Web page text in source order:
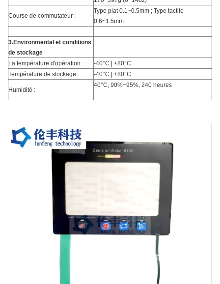
Course de commutateur :
Type plat 0.1~0.5mm ; Type tactile
0.6~1.5mm
3.Environmental et conditions
de stockage
La température d'opération :
-40°C | +80°C
Température de stockage :
-40°C | +80°C
Humidité :
40°C, 90%~95%, 240 heures